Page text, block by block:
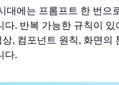
대에는 프롬프트 한 번으
다. 반복 가능한 규칙이 있
, 컴포넌트 원칙, 화면의
다.